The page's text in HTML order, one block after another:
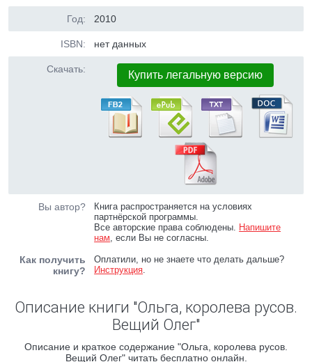
Год: 2010
ISBN: нет данных
Скачать: Купить легальную версию
Вы автор?
Книга распространяется на условиях
партнёрской программы.
Все авторские права соблюдены. Напишите
нам, если Вы не согласны.
Как получить
книгу?
Оплатили, но не знаете что делать дальше?
Инструкция.
Описание книги "Ольга, королева русов.
Вещий Олег"
Описание и краткое содержание "Ольга, королева русов.
Вещий Олег" читать бесплатно онлайн.